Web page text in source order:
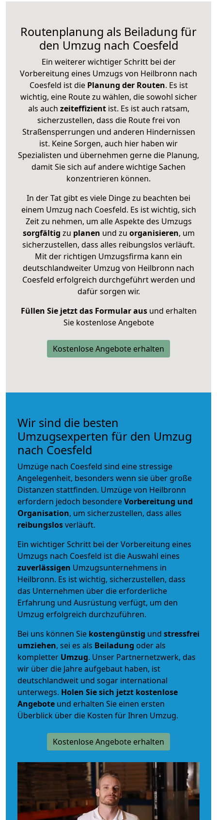
Routenplanung als Beiladung für
den Umzug nach Coesfeld
Ein weiterer wichtiger Schritt bei der
Vorbereitung eines Umzugs von Heilbronn nach
Coesfeld ist diePlanung der Routen. Es ist
wichtig, eine Route zu wählen, die sowohl sicher
als auch zeiteffizientist. Es ist auch ratsam,
sicherzustellen, dass die Route frei von
Straßensperrungen und anderen Hindernissen
ist. Keine Sorgen, auch hier haben wir
Spezialisten und übernehmen gerne die Planung,
damit Sie sich auf andere wichtige Sachen
konzentrieren können.
In der Tat gibt es viele Dinge zu beachten bei
einem Umzug nach Coesfeld. Es ist wichtig, sich
Zeit zu nehmen, um alle Aspekte des Umzugs
sorgfältig zu planen und zu organisieren, um
sicherzustellen, dass alles reibungslos verläuft.
Mit der richtigen Umzugsfirma kann ein
deutschlandweiter Umzug von Heilbronn nach
Coesfeld erfolgreich durchgeführt werden und
dafür sorgen wir.
Füllen Sie jetzt das Formular ausund erhalten
Sie kostenlose Angebote
Kostenlose Angebote erhalten
Wir sind die besten
Umzugsexperten für den Umzug
nach Coesfeld
Umzüge nach Coesfeld sind eine stressige
Angelegenheit, besonders wenn sie über große
Distanzen stattfinden. Umzüge von Heilbronn
erfordern jedoch besondereVorbereitung und
Organisation, um sicherzustellen, dass alles
reibungslosverläuft.
Ein wichtiger Schritt bei der Vorbereitung eines
Umzugs nach Coesfeld ist die Auswahl eines
zuverlässigen Umzugsunternehmens in
Heilbronn. Es ist wichtig, sicherzustellen, dass
das Unternehmen über die erforderliche
Erfahrung und Ausrüstung verfügt, um den
Umzug erfolgreich durchzuführen.
Bei uns können Sie kostengünstig und stressfrei
umziehen, sei es als Beiladung oder als
kompletter Umzug. Unser Partnernetzwerk, das
wir über die Jahre aufgebaut haben, ist
deutschlandweit und sogar international
unterwegs. Holen Sie sich jetzt kostenlose
Angebote und erhalten Sie einen ersten
Überblick über die Kosten für Ihren Umzug.
Kostenlose Angebote erhalten